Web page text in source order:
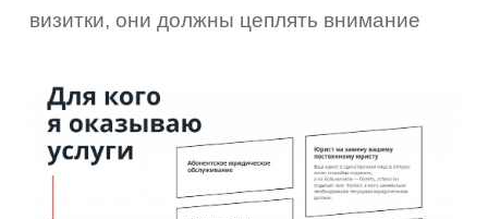
визитки, они должны цеплять внимание